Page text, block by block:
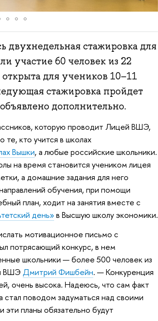
двухнедельная стажировка для
участие 60 человек из 22
для учеников 10–11
стажировка пройдет
дополнительно.
которую проводит Лицей ВШЭ,
те, кто учится в школах
Вышки, а любые российские школьники.
на время становится учеником лицея
а домашние задания для него
обучения, при помощи
план, ходит на занятия вместе с
день»в Высшую школу экономики.
мотивационное письмо с
потрясающий конкурс, в нем
школьники — более 500 человек из
ВШЭ Дмитрий Фишбейн. — Конкуренция
очень высока. Надеюсь, что сам факт
стал поводом задуматься над своими
планы обязательно будут